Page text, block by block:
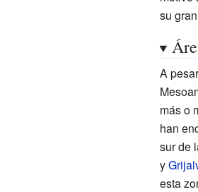
su
A
más o
han
sur de
y
esta